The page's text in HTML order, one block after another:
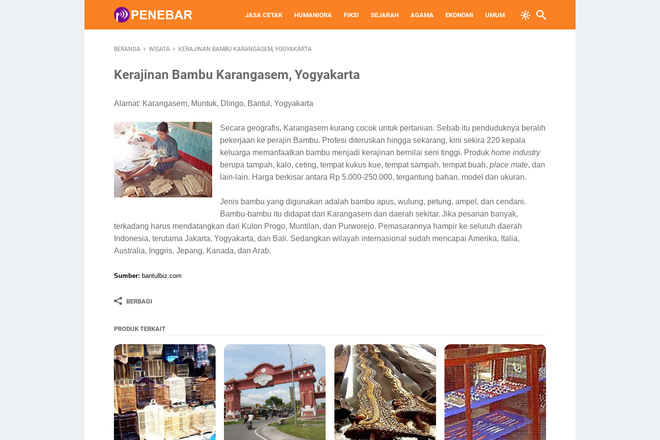
JASA CETAK HUMANIORA FIKSI SEJARAH AGAMA EKONOMI UMUM
BERANDA › WISATA › KERAJINAN BAMBU KARANGASEM, YOGYAKARTA
Kerajinan Bambu Karangasem, Yogyakarta
Alamat: Karangasem, Muntuk, Dlingo, Bantul , Yogyakarta
Secara geografis, Karangasem kurang cocok untuk pertanian. Sebab itu penduduknya beralih
pekerjaan ke perajin Bambu. Profesi diteruskan hingga sekarang, kini sekira 220 kepala
keluarga memanfaatkan bambu menjadi kerajinan bernilai seni tinggi. Produk home industry
berupa tampah, kalo, ceting, tempat kukus kue, tempat sampah, tempat buah, place mate, dan
lain-lain. Harga berkisar antara Rp 5.000-250.000, tergantung bahan, model dan ukuran.
Jenis bambu yang digunakan adalah bambu apus, wulung, petung, ampel , dan cendani.
Bambu-bambu itu didapat dari Karangasem dan daerah sekitar. Jika pesanan banyak,
terkadang harus mendatangkan dari Kulon Progo, Muntilan, dan Purworejo. Pemasarannya hampir ke seluruh daerah
Indonesia, terutama Jakarta, Yogyakarta, dan Bali. Sedangkan wilayah internasional sudah mencapai Amerika, Italia,
Australia, Inggris, Jepang, Kanada, dan Arab.
Sumber: bantulbiz.com
BERBAGI
PRODUK TERKAIT